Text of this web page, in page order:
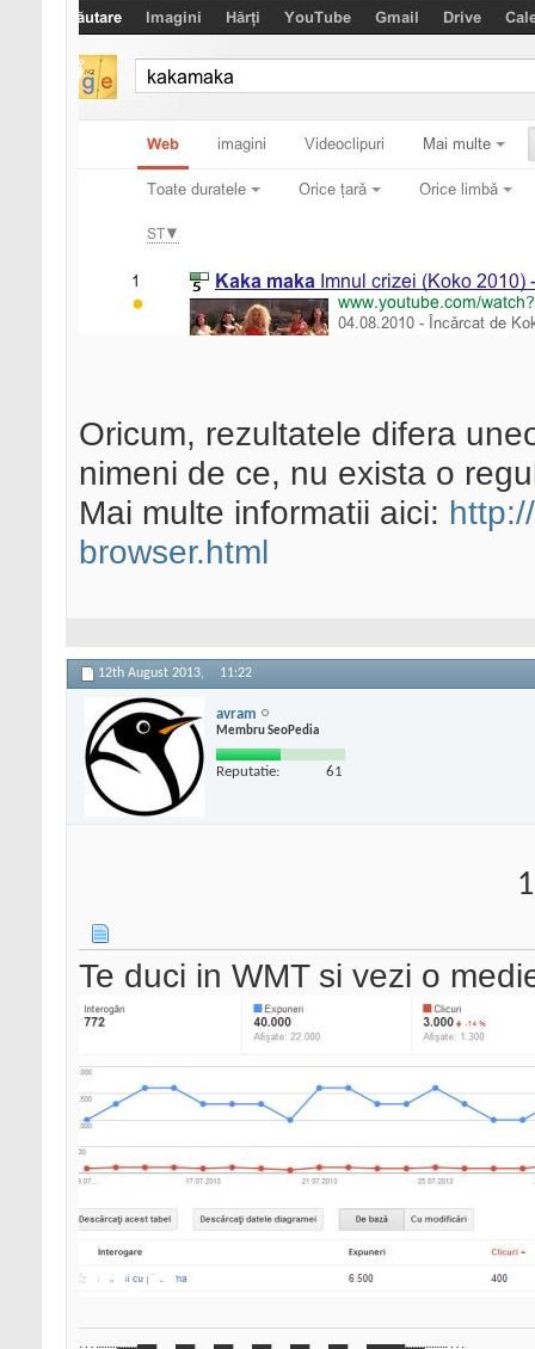
Oricum, rezultatele difera
nimeni de ce, nu exista o
Mai multe informatii aici:
browser.html
12th August 2013, 11:22
avram
Membru SeoPedia
Reputatie: 61
Te duci in WMT si vezi o